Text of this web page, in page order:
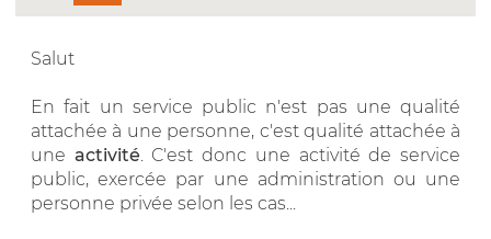
Salut
En fait un service public n'est pas une qualité
attachée à une personne, c'est qualité attachée à
une activité . C'est donc une activité de service
public, exercée par une administration ou une
personne privée selon les cas...